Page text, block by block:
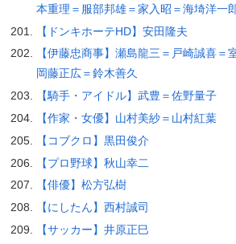
本重理＝服部邦雄＝家入昭＝海埼洋一
【ドンキホーテHD】安田隆夫
【伊藤忠商事】瀬島龍三＝戸崎誠喜＝
岡藤正広＝鈴木善久
【騎手・アイドル】武豊＝佐野量子
【作家・女優】山村美紗＝山村紅葉
【コブクロ】黒田俊介
【プロ野球】秋山幸二
【俳優】松方弘樹
【にしたん】西村誠司
【サッカー】井原正巳